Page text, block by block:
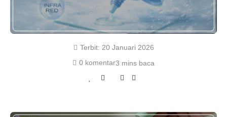
Terbit: 20 Januari 2026
0 komentar3 mins baca